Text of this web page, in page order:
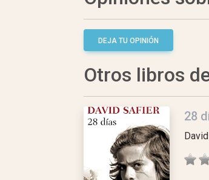
DEJA TU OPINIÓN
Otros libros
28